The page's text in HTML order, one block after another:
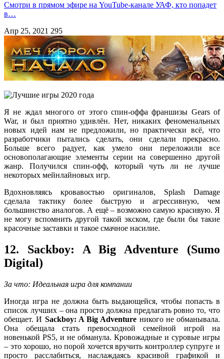
Смотри в прямом эфире на YouTube-канале УАФ, кто попадет
в…
Апр 25, 2021 295
Я не ждал многого от этого спин-оффа франшизы Gears of
War, и был приятно удивлён. Нет, никаких феноменальных
новых идей нам не предложили, но практически всё, что
разработчики пытались сделать, они сделали прекрасно.
Больше всего радует, как умело они переложили все
основополагающие элементы серии на совершенно другой
жанр. Получился спин-офф, который чуть ли не лучше
некоторых мейнлайновых игр.
Вдохновляясь кровавостью оригиналов, Splash Damage
сделала тактику более быструю и агрессивную, чем
большинство аналогов. А ещё – возможно самую красивую. Я
не могу вспомнить другой такой экском, где были бы такие
красочные заставки и такое смачное насилие.
12. Sackboy: A Big Adventure (Sumo
Digital)
За что: Идеальная игра для компании
Иногда игра не должна быть выдающейся, чтобы попасть в
список лучших – она просто должна предлагать ровно то, что
обещает. И Sackboy: A Big Adventure никого не обманывала.
Она обещала стать превосходной семейной игрой на
новенькой PS5, и не обманула. Кровожадные и суровые игры
– это хорошо, но порой хочется вручить контроллер супруге и
просто расслабиться, наслаждаясь красивой графикой и